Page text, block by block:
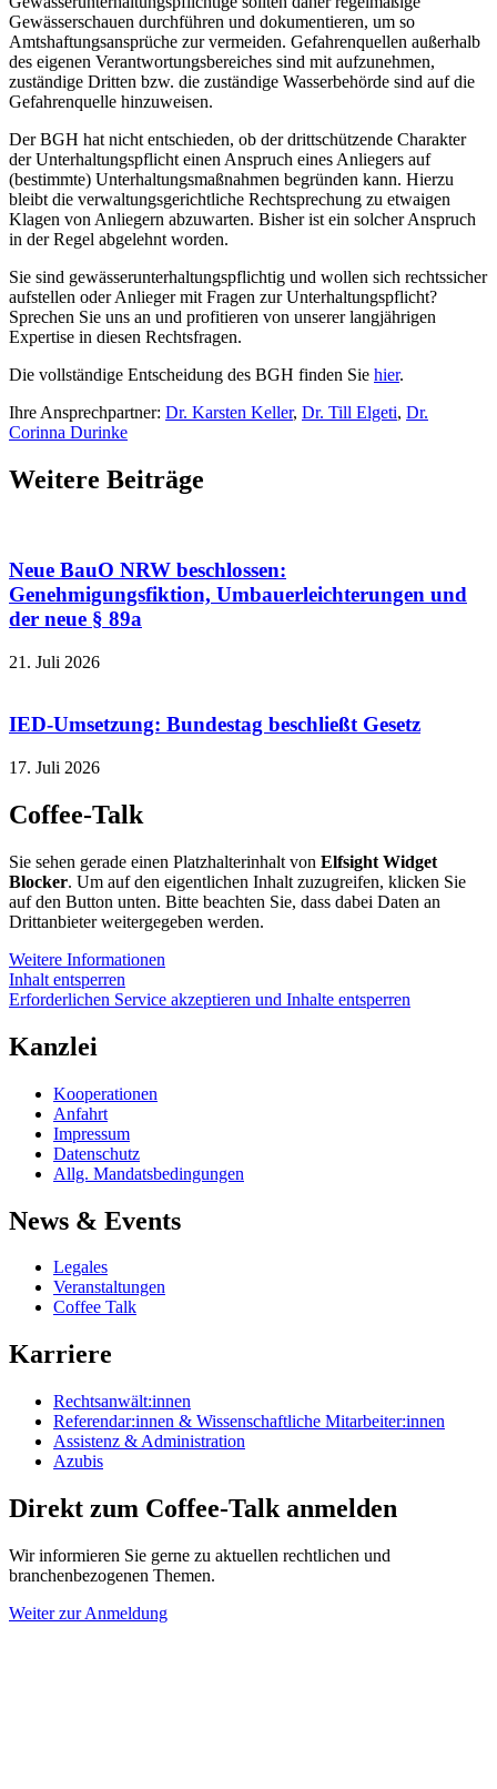
Gewässerschauen durchführen und dokumentieren, um so
Amtshaftungsansprüche zur vermeiden. Gefahrenquellen außerhalb
des eigenen Verantwortungsbereiches sind mit aufzunehmen,
zuständige Dritten bzw. die zuständige Wasserbehörde sind auf die
Gefahrenquelle hinzuweisen.
Der BGH hat nicht entschieden, ob der drittschützende Charakter
der Unterhaltungspflicht einen Anspruch eines Anliegers auf
(bestimmte) Unterhaltungsmaßnahmen begründen kann. Hierzu
bleibt die verwaltungsgerichtliche Rechtsprechung zu etwaigen
Klagen von Anliegern abzuwarten. Bisher ist ein solcher Anspruch
in der Regel abgelehnt worden.
Sie sind gewässerunterhaltungspflichtig und wollen sich rechtssicher
aufstellen oder Anlieger mit Fragen zur Unterhaltungspflicht?
Sprechen Sie uns an und profitieren von unserer langjährigen
Expertise in diesen Rechtsfragen.
Die vollständige Entscheidung des BGH finden Sie hier.
Ihre Ansprechpartner: Dr. Karsten Keller, Dr. Till Elgeti, Dr.
Corinna Durinke
Weitere Beiträge
Neue BauO NRW beschlossen:
Genehmigungsfiktion, Umbauerleichterungen und
der neue § 89a
21. Juli 2026
IED-Umsetzung: Bundestag beschließt Gesetz
17. Juli 2026
Coffee-Talk
Sie sehen gerade einen Platzhalterinhalt von Elfsight Widget
Blocker. Um auf den eigentlichen Inhalt zuzugreifen, klicken Sie
auf den Button unten. Bitte beachten Sie, dass dabei Daten an
Drittanbieter weitergegeben werden.
Weitere Informationen
Inhalt entsperren
Erforderlichen Service akzeptieren und Inhalte entsperren
Kanzlei
Kooperationen
Anfahrt
Impressum
Datenschutz
Allg. Mandatsbedingungen
News & Events
Legales
Veranstaltungen
Coffee Talk
Karriere
Rechtsanwält:innen
Referendar:innen & Wissenschaftliche Mitarbeiter:innen
Assistenz & Administration
Azubis
Direkt zum Coffee-Talk anmelden
Wir informieren Sie gerne zu aktuellen rechtlichen und
branchenbezogenen Themen.
Weiter zur Anmeldung